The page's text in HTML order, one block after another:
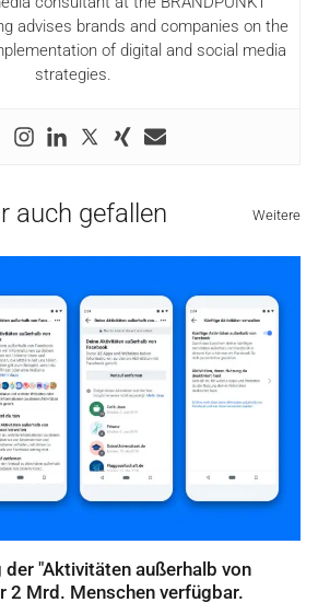
advises brands and companies on the
of digital and social media
strategies.
auch gefallen Weitere
"Aktivitäten außerhalb von
2 Mrd. Menschen verfügbar.